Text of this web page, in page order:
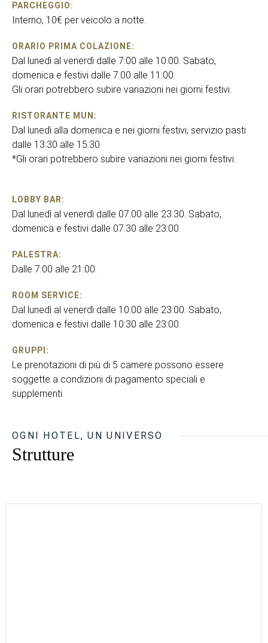
PARCHEGGIO:
Interno, 10€ per veicolo a notte.
ORARIO PRIMA COLAZIONE:
Dal lunedì al venerdì dalle 7:00 alle 10:00. Sabato,
domenica e festivi dalle 7:00 alle 11:00.
Gli orari potrebbero subire variazioni nei giorni festivi.
RISTORANTE MUN:
Dal lunedì alla domenica e nei giorni festivi, servizio pasti
dalle 13:30 alle 15:30.
*Gli orari potrebbero subire variazioni nei giorni festivi.
LOBBY BAR:
Dal lunedì al venerdì dalle 07:00 alle 23:30. Sabato,
domenica e festivi dalle 07:30 alle 23:00.
PALESTRA:
Dalle 7:00 alle 21:00.
ROOM SERVICE:
Dal lunedì al venerdì dalle 10:00 alle 23:00. Sabato,
domenica e festivi dalle 10:30 alle 23:00.
GRUPPI:
Le prenotazioni di più di 5 camere possono essere
soggette a condizioni di pagamento speciali e
supplementi.
OGNI HOTEL, UN UNIVERSO
Strutture